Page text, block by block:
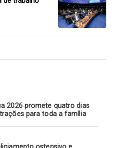
2026 promete quatro dias
para toda a família